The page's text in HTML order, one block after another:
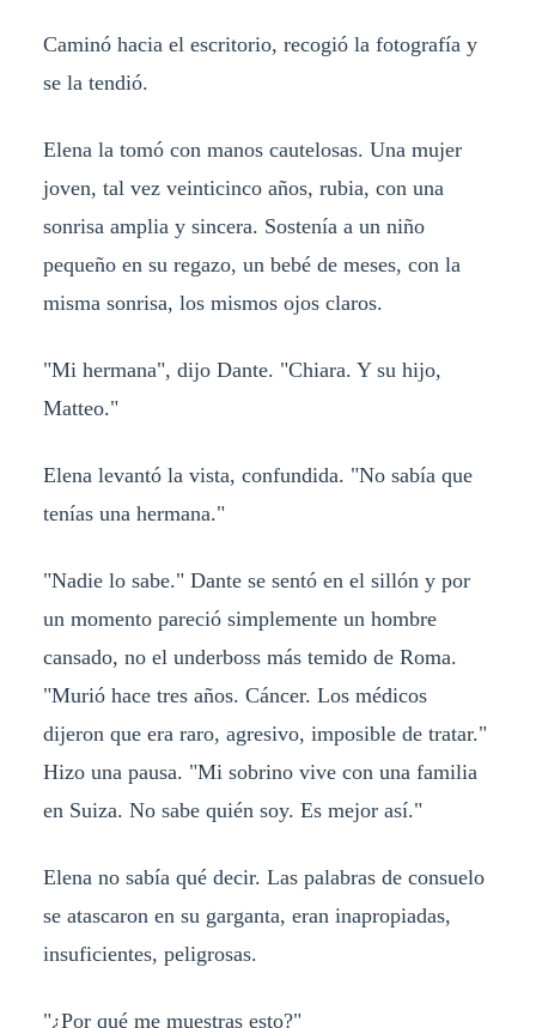
Caminó hacia el escritorio, recogió la fotografía y
se la tendió.
Elena la tomó con manos cautelosas. Una mujer
joven, tal vez veinticinco años, rubia, con una
sonrisa amplia y sincera. Sostenía a un niño
pequeño en su regazo, un bebé de meses, con la
misma sonrisa, los mismos ojos claros.
"Mi hermana", dijo Dante. "Chiara. Y su hijo,
Matteo."
Elena levantó la vista, confundida. "No sabía que
tenías una hermana."
"Nadie lo sabe." Dante se sentó en el sillón y por
un momento pareció simplemente un hombre
cansado, no el underboss más temido de Roma.
"Murió hace tres años. Cáncer. Los médicos
dijeron que era raro, agresivo, imposible de tratar."
Hizo una pausa. "Mi sobrino vive con una familia
en Suiza. No sabe quién soy. Es mejor así."
Elena no sabía qué decir. Las palabras de consuelo
se atascaron en su garganta, eran inapropiadas,
insuficientes, peligrosas.
"¿Por qué me muestras esto?"